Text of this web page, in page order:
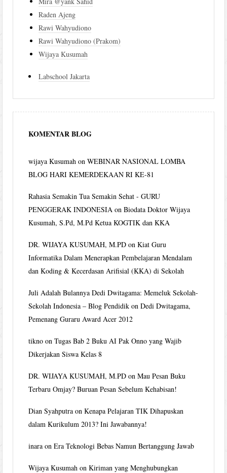
Raden Ajeng
Rawi Wahyudiono
Rawi Wahyudiono (Prakom)
Wijaya Kusumah
Labschool Jakarta
KOMENTAR BLOG
wijaya Kusumah onWEBINAR NASIONAL LOMBA
BLOG HARI KEMERDEKAAN RI KE-81
Rahasia Semakin Tua Semakin Sehat - GURU
PENGGERAK INDONESIA onBiodata Doktor Wijaya
Kusumah, S.Pd, M.Pd Ketua KOGTIK dan KKA
DR. WIJAYA KUSUMAH, M.PD onKiat Guru
Informatika Dalam Menerapkan Pembelajaran Mendalam
dan Koding & Kecerdasan Arifisial (KKA) di Sekolah
Juli Adalah Bulannya Dedi Dwitagama: Memeluk Sekolah-
Sekolah Indonesia – Blog Pendidik onDedi Dwitagama,
Pemenang Guraru Award Acer 2012
tikno onTugas Bab 2 Buku AI Pak Onno yang Wajib
Dikerjakan Siswa Kelas 8
DR. WIJAYA KUSUMAH, M.PD onMau Pesan Buku
Terbaru Omjay? Buruan Pesan Sebelum Kehabisan!
Dian Syahputra onKenapa Pelajaran TIK Dihapuskan
dalam Kurikulum 2013? Ini Jawabannya!
inara onEra Teknologi Bebas Namun Bertanggung Jawab
Wijaya Kusumah onKiriman yang Menghubungkan